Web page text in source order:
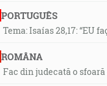
PORTUGUÊS
Tema: Isaías 28,17: “EU
ROMÂNA
Fac din judecată o